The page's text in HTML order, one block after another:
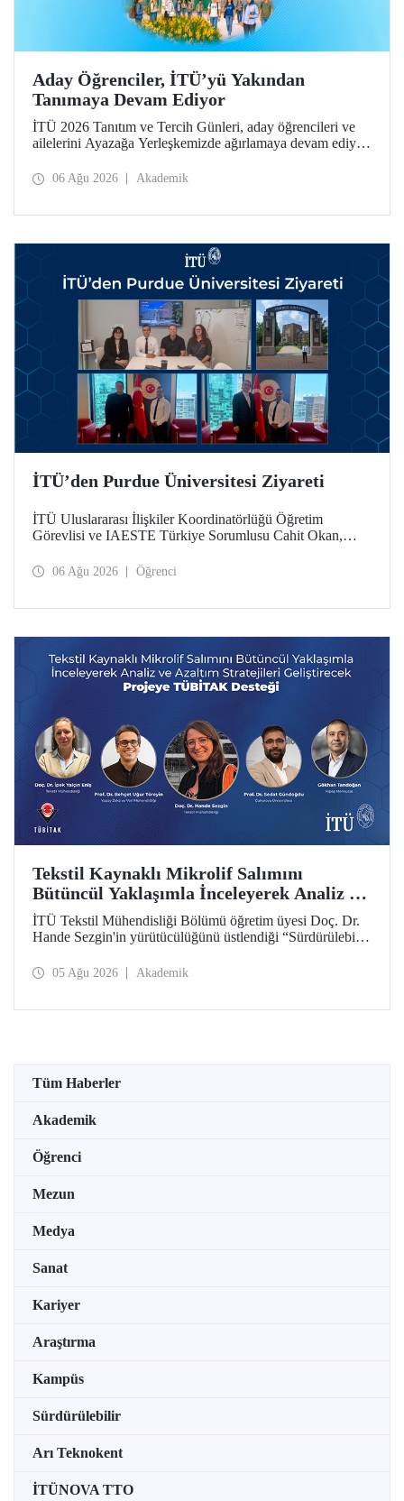
Aday Öğrenciler, İTÜ’yü Yakından
Tanımaya Devam Ediyor
İTÜ 2026 Tanıtım ve Tercih Günleri, aday öğrencileri ve
ailelerini Ayazağa Yerleşkemizde ağırlamaya devam ediyor.
ilgili fakülte ve birimler adaylara bilgi vermeye devam
06 Ağu 2026 Akademik
İTÜ’den Purdue Üniversitesi Ziyareti
İTÜ Uluslararası İlişkiler Koordinatörlüğü Öğretim
Görevlisi ve IAESTE Türkiye Sorumlusu Cahit Okan,
Temmuz tarihlerinde ABD’de dünyanın önde gelen
06 Ağu 2026 Öğrenci
Tekstil Kaynaklı Mikrolif Salımını
Bütüncül Yaklaşımla İnceleyerek Analiz ve
Azaltım Stratejileri Geliştirecek Projeye
TÜBİTAK Desteği
İTÜ Tekstil Mühendisliği Bölümü öğretim üyesi Doç. Dr.
Hande Sezgin'in yürütücülüğünü üstlendiği “Sürdürülebilir
Koşullarına Bağlı Mikrolif Salımı: Aşınma, UV Maruziyeti
05 Ağu 2026 Akademik
Tüm Haberler
Akademik
Öğrenci
Mezun
Medya
Sanat
Kariyer
Araştırma
Kampüs
Sürdürülebilir
Arı Teknokent
İTÜNOVA TTO